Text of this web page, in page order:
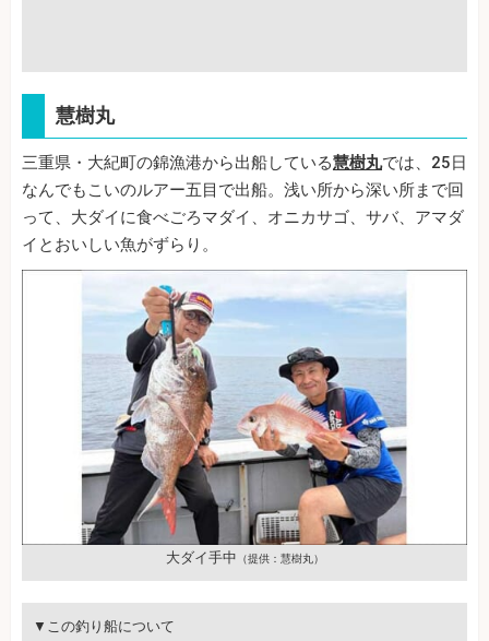
慧樹丸
三重県・大紀町の錦漁港から出船している慧樹丸では、25日
なんでもこいのルアー五目で出船。浅い所から深い所まで回
って、大ダイに食べごろマダイ、オニカサゴ、サバ、アマダ
イとおいしい魚がずらり。
大ダイ手中 （提供：慧樹丸）
▼この釣り船について